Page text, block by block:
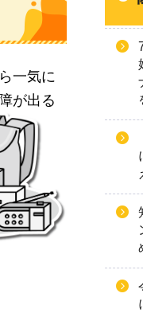
一気に
が出る